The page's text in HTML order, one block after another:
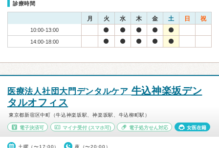
診療時間
月 火 水 木 金 土 日 祝
10:00-13:00
14:00-18:00
医療法人社団大門デンタルケア 牛込神楽坂デン
タルオフィス
東京都新宿区中町（牛込神楽坂駅、神楽坂駅、牛込柳町駅）
電子決済可 マイナ受付(スマホ可) 電子処方せん対応 女医在籍
土曜（〜17:00） 夜（〜20:00）